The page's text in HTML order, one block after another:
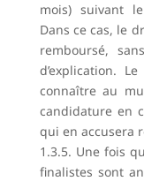
mois) suivant
Dans ce cas, le
remboursé,
d’explication.
connaître au
candidature en
qui en accusera
1.3.5. Une fois
finalistes sont